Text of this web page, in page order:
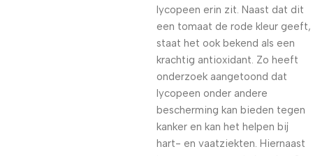
lycopeen erin zit. Naast dat dit
een tomaat de rode kleur geeft,
staat het ook bekend als een
krachtig antioxidant. Zo heeft
onderzoek aangetoond dat
lycopeen onder andere
bescherming kan bieden tegen
kanker en kan het helpen bij
hart- en vaatziekten. Hiernaast